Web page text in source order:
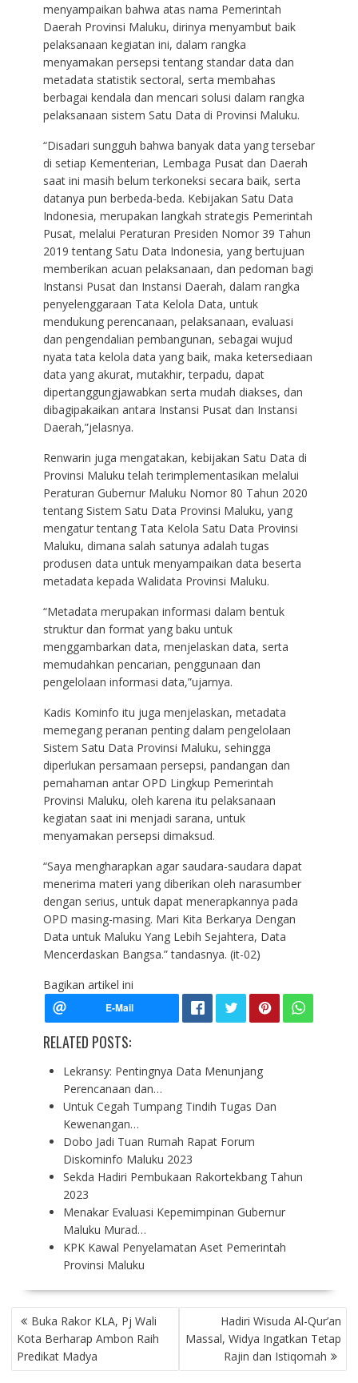
menyampaikan bahwa atas nama Pemerintah
Daerah Provinsi Maluku, dirinya menyambut baik
pelaksanaan kegiatan ini, dalam rangka
menyamakan persepsi tentang standar data dan
metadata statistik sectoral, serta membahas
berbagai kendala dan mencari solusi dalam rangka
pelaksanaan sistem Satu Data di Provinsi Maluku.
“Disadari sungguh bahwa banyak data yang tersebar
di setiap Kementerian, Lembaga Pusat dan Daerah
saat ini masih belum terkoneksi secara baik, serta
datanya pun berbeda-beda. Kebijakan Satu Data
Indonesia, merupakan langkah strategis Pemerintah
Pusat, melalui Peraturan Presiden Nomor 39 Tahun
2019 tentang Satu Data Indonesia, yang bertujuan
memberikan acuan pelaksanaan, dan pedoman bagi
Instansi Pusat dan Instansi Daerah, dalam rangka
penyelenggaraan Tata Kelola Data, untuk
mendukung perencanaan, pelaksanaan, evaluasi
dan pengendalian pembangunan, sebagai wujud
nyata tata kelola data yang baik, maka ketersediaan
data yang akurat, mutakhir, terpadu, dapat
dipertanggungjawabkan serta mudah diakses, dan
dibagipakaikan antara Instansi Pusat dan Instansi
Daerah,”jelasnya.
Renwarin juga mengatakan, kebijakan Satu Data di
Provinsi Maluku telah terimplementasikan melalui
Peraturan Gubernur Maluku Nomor 80 Tahun 2020
tentang Sistem Satu Data Provinsi Maluku, yang
mengatur tentang Tata Kelola Satu Data Provinsi
Maluku, dimana salah satunya adalah tugas
produsen data untuk menyampaikan data beserta
metadata kepada Walidata Provinsi Maluku.
“Metadata merupakan informasi dalam bentuk
struktur dan format yang baku untuk
menggambarkan data, menjelaskan data, serta
memudahkan pencarian, penggunaan dan
pengelolaan informasi data,”ujarnya.
Kadis Kominfo itu juga menjelaskan, metadata
memegang peranan penting dalam pengelolaan
Sistem Satu Data Provinsi Maluku, sehingga
diperlukan persamaan persepsi, pandangan dan
pemahaman antar OPD Lingkup Pemerintah
Provinsi Maluku, oleh karena itu pelaksanaan
kegiatan saat ini menjadi sarana, untuk
menyamakan persepsi dimaksud.
“Saya mengharapkan agar saudara-saudara dapat
menerima materi yang diberikan oleh narasumber
dengan serius, untuk dapat menerapkannya pada
OPD masing-masing. Mari Kita Berkarya Dengan
Data untuk Maluku Yang Lebih Sejahtera, Data
Mencerdaskan Bangsa.” tandasnya. (it-02)
Bagikan artikel ini
RELATED POSTS:
Lekransy: Pentingnya Data Menunjang
Perencanaan dan…
Untuk Cegah Tumpang Tindih Tugas Dan
Kewenangan…
Dobo Jadi Tuan Rumah Rapat Forum
Diskominfo Maluku 2023
Sekda Hadiri Pembukaan Rakortekbang Tahun
2023
Menakar Evaluasi Kepemimpinan Gubernur
Maluku Murad…
KPK Kawal Penyelamatan Aset Pemerintah
Provinsi Maluku
P
O
S
T
Buka Rakor KLA, Pj Wali
Kota Berharap Ambon Raih
Predikat Madya
Hadiri Wisuda Al-Qur’an
Massal, Widya Ingatkan Tetap
Rajin dan Istiqomah